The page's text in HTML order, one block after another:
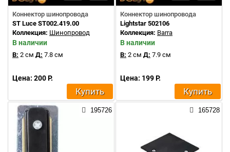
Коннектор шинопровода
ST Luce ST002.419.00
Коллекция: Шинопровод
В наличии
В: 2 см Д: 7.8 см
Цена: 200 Р.
Купить
Коннектор шинопровода
Lightstar 502106
Коллекция: Barra
В наличии
В: 2 см Д: 7.9 см
Цена: 199 Р.
Купить
195726 165728